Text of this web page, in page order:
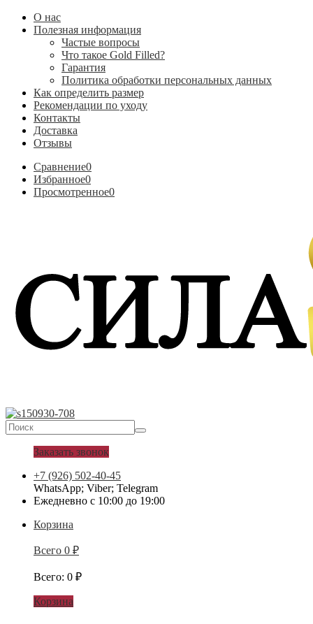
О нас
Полезная информация
Частые вопросы
Что такое Gold Filled?
Гарантия
Политика обработки персональных данных
Как определить размер
Рекомендации по уходу
Контакты
Доставка
Отзывы
Сравнение0
Избранное0
Просмотренное0
Заказать звонок
+7 (926) 502-40-45
WhatsApp; Viber; Telegram
Ежедневно с 10:00 до 19:00
Корзина
Всего 0 ₽
Всего: 0 ₽
Корзина